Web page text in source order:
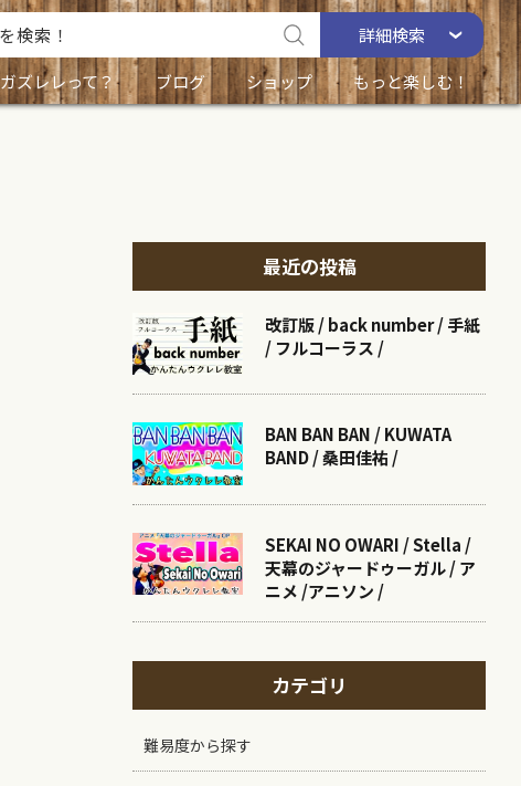
詳細検索
ガズレレって？ ブログ ショップ もっと楽しむ！
最近の投稿
改訂版 / back number / 手紙
/ フルコーラス /
BAN BAN BAN / KUWATA
BAND / 桑田佳祐 /
SEKAI NO OWARI / Stella /
天幕のジャードゥーガル / ア
ニメ /アニソン /
カテゴリ
難易度から探す